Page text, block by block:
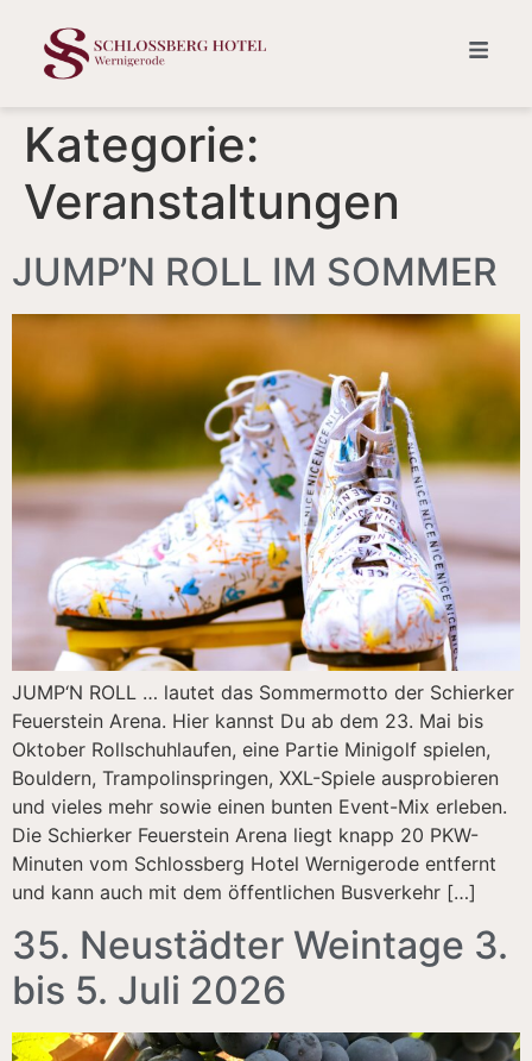
Kategorie:
Veranstaltungen
JUMP’N ROLL IM SOMMER
JUMP‘N ROLL … lautet das Sommer­motto der Schierker
Feuerstein Arena. Hier kannst Du ab dem 23. Mai bis
Oktober Rollschuhlaufen, eine Partie Minigolf spielen,
Bouldern, Trampolin­springen, XXL-Spiele ausprobieren
und vieles mehr sowie einen bunten Event-Mix erleben.
Die Schierker Feuerstein Arena liegt knapp 20 PKW-
Minuten vom Schlossberg Hotel Wernigerode entfernt
und kann auch mit dem öffentlichen Busverkehr […]
35. Neustädter Weintage 3.
bis 5. Juli 2026